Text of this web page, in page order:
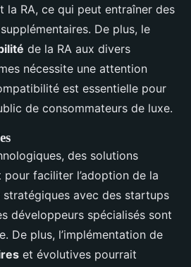
la RA, ce qui peut entraîner des
De plus, le
de la RA aux divers
nécessite une attention
est essentielle pour
de consommateurs de luxe.
des solutions
pour faciliter l’adoption de la
stratégiques avec des startups
développeurs spécialisés sont
De plus, l’implémentation de
et évolutives pourrait